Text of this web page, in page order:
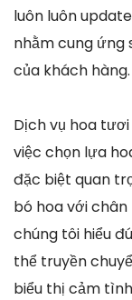
luôn luôn
nhằm cung ứng
của khách hàng.
Dịch vụ hoa
việc chọn lựa
đặc biệt quan
bó hoa với chân
chúng tôi hiểu
thể truyền
biểu thị cảm